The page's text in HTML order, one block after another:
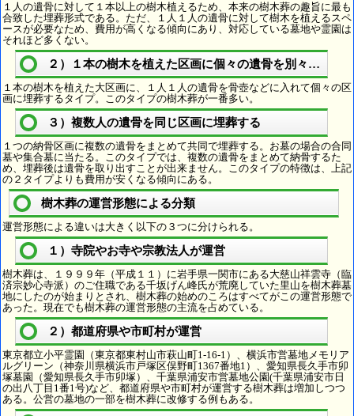
１人の遺骨に対して１本以上の樹木植えるため、本来の樹木葬の趣旨に最も
合致した埋葬形式である。ただ、１人１人の遺骨に対して樹木を植えるスペ
ースが必要なため、費用が高くなる傾向にあり、対応している墓地や霊園は
それほど多くない。
２）１本の樹木を植えた区画に個々の遺骨を別々に埋葬
１本の樹木を植えた大区画に、１人１人の遺骨を骨壺などに入れて個々の区
画に埋葬するタイプ。このタイプの樹木葬が一番多い。
３）複数人の遺骨を同じ区画に埋葬する
１つの納骨区画に複数の遺骨をまとめて共同で埋葬する。お墓の場合の合同
墓や集合墓に当たる。このタイプでは、複数の遺骨をまとめて納骨するた
め、埋葬後は遺骨を取り出すことが出来ません。このタイプの特徴は、上記
の２タイプよりも費用が安くなる傾向にある。
樹木葬の運営形態による分類
運営形態による違いは大きく以下の３つに分けられる。
１）寺院やお寺や宗教法人が運営
樹木葬は、１９９９年（平成１１）に岩手県一関市にある大慈山祥雲寺（臨
済宗妙心寺派）のご住職である千坂げん峰氏が荒廃していた里山を樹木葬墓
地にしたのが始まりとされ、樹木葬の始めのころはすべてがこの運営形態で
あった。現在でも樹木葬の運営形態の主流を占めている。
２）都道府県や市町村が運営
東京都立小平霊園（東京都東村山市萩山町1-16-1）、横浜市営墓地メモリア
ルグリーン（神奈川県横浜市戸塚区俣野町1367番地1）、愛知県長久手市卯
塚墓園（愛知県長久手市卯塚）、千葉県浦安市営墓地公園(千葉県浦安市日
の出八丁目1番1号)など、都道府県や市町村が運営する樹木葬は増加しつつ
ある。公営の墓地の一部を樹木葬に改修する例もある。